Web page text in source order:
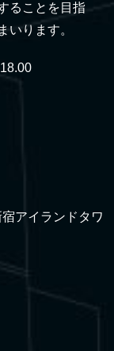
ることを目指
いります。
アイランドタワ